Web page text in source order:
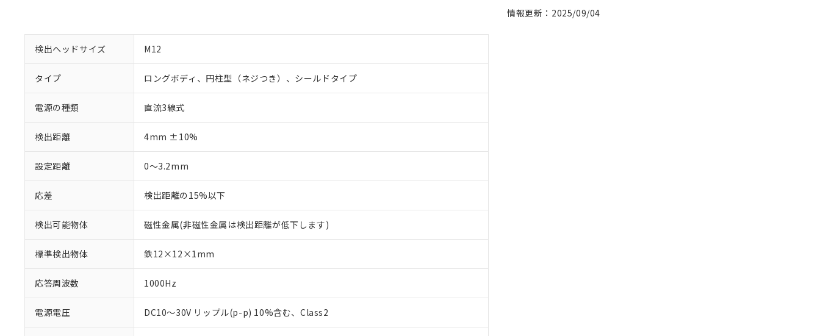
情報更新：2025/09/04
検出ヘッドサイズ M12
タイプ ロングボディ、円柱型（ネジつき）、シールドタイプ
電源の種類 直流3線式
検出距離 4mm ±10%
設定距離 0～3.2mm
応差 検出距離の15%以下
検出可能物体 磁性金属(非磁性金属は検出距離が低下します)
標準検出物体 鉄12×12×1mm
応答周波数 1000Hz
電源電圧 DC10～30V リップル(p-p) 10%含む、Class2